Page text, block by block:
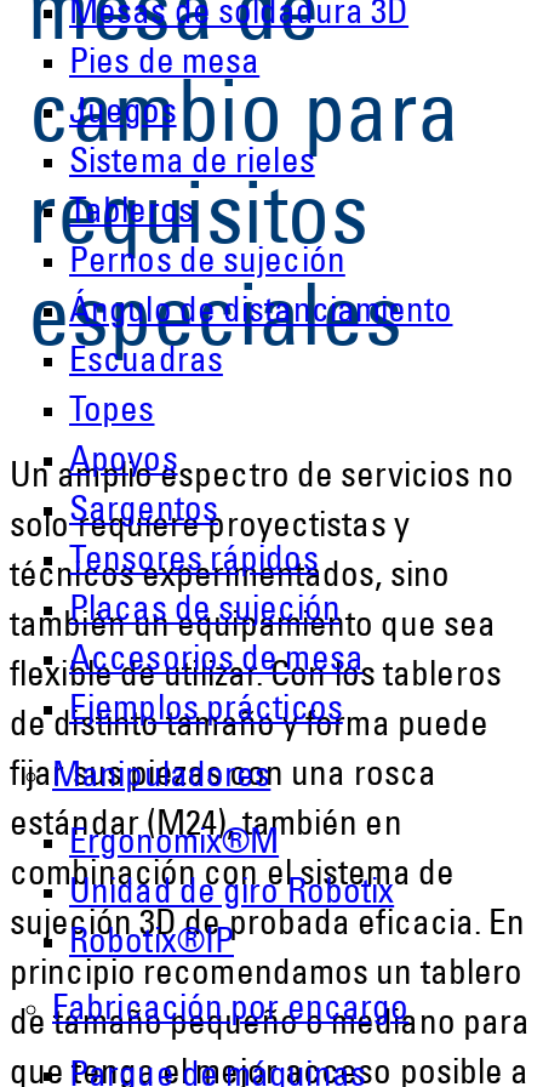
Mesas de soldadura 3D
Pies de mesa
Juegos
Sistema de rieles
Tableros
Pernos de sujeción
Ángulo de distanciamiento
Escuadras
Topes
Apoyos
Sargentos
Tensores rápidos
Placas de sujeción
Accesorios de mesa
Ejemplos prácticos
Manipuladores
Ergonomix®M
Unidad de giro Robotix
Robotix®IP
Fabricación por encargo
Parque de máquinas
mesa de
cambio para
requisitos
especiales
Un amplio espectro de servicios no
solo requiere proyectistas y
técnicos experimentados, sino
también un equipamiento que sea
flexible de utilizar. Con los tableros
de distinto tamaño y forma puede
fijar sus piezas con una rosca
estándar (M24), también en
combinación con el sistema de
sujeción 3D de probada eficacia. En
principio recomendamos un tablero
de tamaño pequeño o mediano para
que tenga el mejor acceso posible a